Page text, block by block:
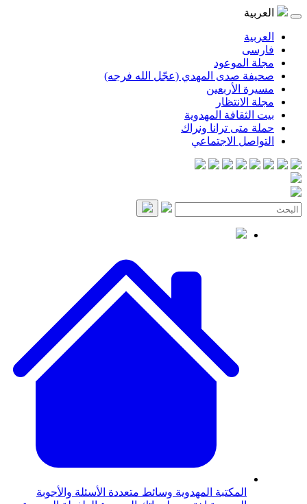
العربية
العربية
فارسی
مجلة الموعود
صحيفة صدى المهدي (عجّل الله فرجه)
مسيرة الأربعين
مجلة الانتظار
بيت الثقافة المهدوية
حملة متى ترانا ونراك
التواصل الاجتماعي
المكتبة المهدوية وسائط متعددة الأسئلة والأجوبة